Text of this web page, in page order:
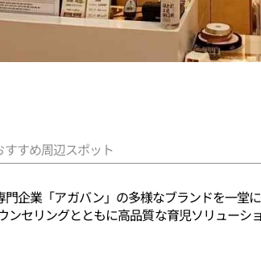
すすめ周辺スポット
企業「アガバン」の多様なブランドを一
セリングとともに高品質な育児ソリューシ